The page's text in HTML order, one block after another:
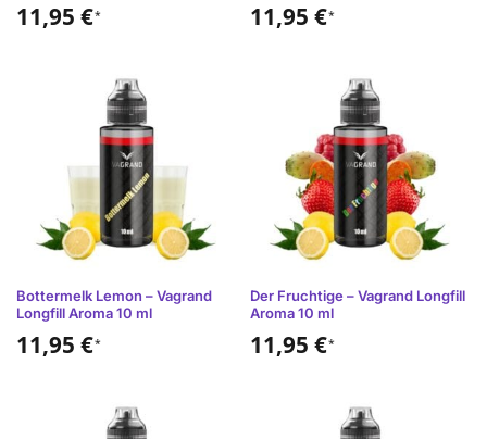
11,95 €* 11,95 €*
Bottermelk Lemon – Vagrand
Longfill Aroma 10 ml
11,95 €*
Der Fruchtige – Vagrand Longfill
Aroma 10 ml
11,95 €*